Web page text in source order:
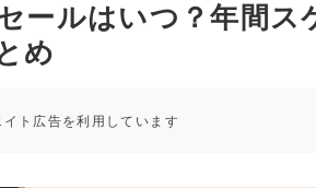
ールはいつ？年間ス
め
ト広告を利用しています